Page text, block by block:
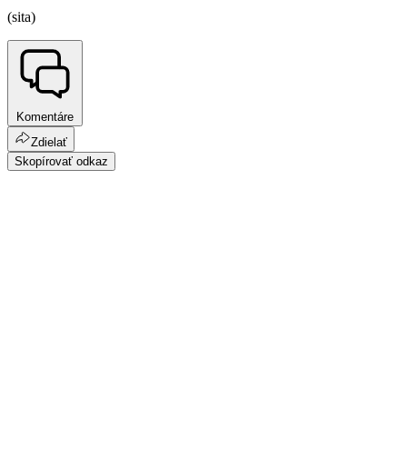
(sita)
Komentáre
Zdielať
Skopírovať odkaz